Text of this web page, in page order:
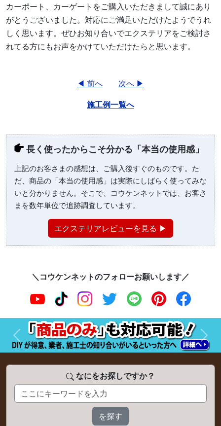
カーポート、カーゲートをご購入いただきまして誠にあり
がとうございました。対応にご満足いただけたようでうれ
しく思います。ぜひお知り合いでエクステリアをご検討さ
れてる方にもお声をかけていただけたらと思います。
◀ 前へ
次へ ▶
施工例一覧へ
長く使ったからこそ分かる「本当の使用感」
上記のお客さまの感想は、ご購入後すぐのものです。た
だ、商品の「本当の使用感」は実際にしばらく使ってみな
いと分かりません。そこで、コウケンネットでは、お客さ
まを数年単位で追跡調査しています。
エクステリアレビューを見る ▶
＼コウケンネットのフォローお願いします／
前へ 次へ
なにをお探しですか？